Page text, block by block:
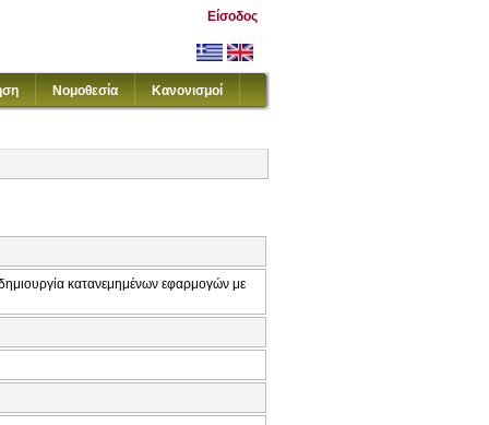
Είσοδος
Νομοθεσία Κανονισμοί
κατανεμημένων εφαρμογών με